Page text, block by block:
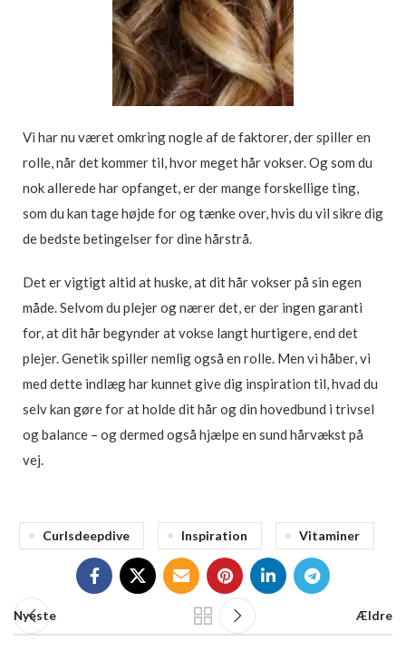
Vi har nu været omkring nogle af de faktorer, der spiller en
rolle, når det kommer til, hvor meget hår vokser. Og som du
nok allerede har opfanget, er der mange forskellige ting,
som du kan tage højde for og tænke over, hvis du vil sikre dig
de bedste betingelser for dine hårstrå.
Det er vigtigt altid at huske, at dit hår vokser på sin egen
måde. Selvom du plejer og nærer det, er der ingen garanti
for, at dit hår begynder at vokse langt hurtigere, end det
plejer. Genetik spiller nemlig også en rolle. Men vi håber, vi
med dette indlæg har kunnet give dig inspiration til, hvad du
selv kan gøre for at holde dit hår og din hovedbund i trivsel
og balance – og dermed også hjælpe en sund hårvækst på
vej.
Curlsdeepdive Inspiration Vitaminer
Nyeste Ældre